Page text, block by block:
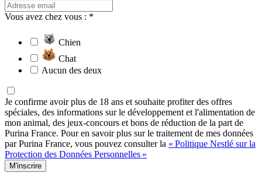
Vous avez chez vous : *
Chien
Chat
Aucun des deux
Je confirme avoir plus de 18 ans et souhaite profiter des offres
spéciales, des informations sur le développement et l'alimentation de
mon animal, des jeux-concours et bons de réduction de la part de
Purina France. Pour en savoir plus sur le traitement de mes données
par Purina France, vous pouvez consulter la « Politique Nestlé sur la
Protection des Données Personnelles »
M'inscrire